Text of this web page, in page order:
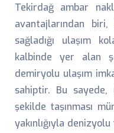
Tekirdağ ambar
avantajlarından
sağladığı ulaşım
kalbinde yer alan
demiryolu ulaşım
sahiptir. Bu sayede,
şekilde taşınması
yakınlığıyla